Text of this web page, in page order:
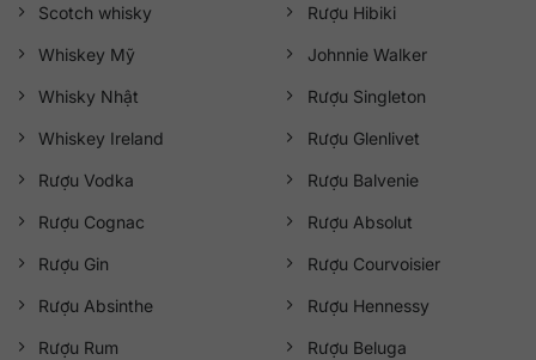
Scotch whisky
Whiskey Mỹ
Whisky Nhật
Whiskey Ireland
Rượu Vodka
Rượu Cognac
Rượu Gin
Rượu Absinthe
Rượu Rum
Rượu Hibiki
Johnnie Walker
Rượu Singleton
Rượu Glenlivet
Rượu Balvenie
Rượu Absolut
Rượu Courvoisier
Rượu Hennessy
Rượu Beluga